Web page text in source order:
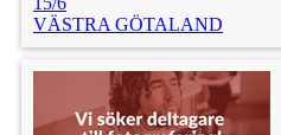
VÄSTRA GÖTALAND